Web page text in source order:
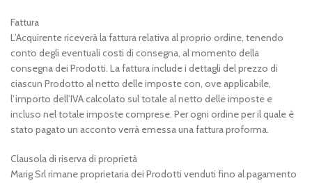
Fattura
L’Acquirente riceverà la fattura relativa al proprio ordine, tenendo
conto degli eventuali costi di consegna, al momento della
consegna dei Prodotti. La fattura include i dettagli del prezzo di
ciascun Prodotto al netto delle imposte con, ove applicabile,
l’importo dell’IVA calcolato sul totale al netto delle imposte e
incluso nel totale imposte comprese. Per ogni ordine per il quale è
stato pagato un acconto verrà emessa una fattura proforma.
Clausola di riserva di proprietà
Marig Srl rimane proprietaria dei Prodotti venduti fino al pagamento